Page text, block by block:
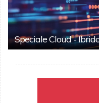
Speciale Cloud -